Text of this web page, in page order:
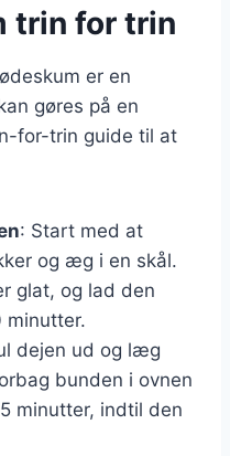
trin for trin
er en
gøres på en
for-trin guide til at
: Start med at
og æg i en skål.
glat, og lad den
minutter.
dejen ud og læg
bunden i ovnen
minutter, indtil den